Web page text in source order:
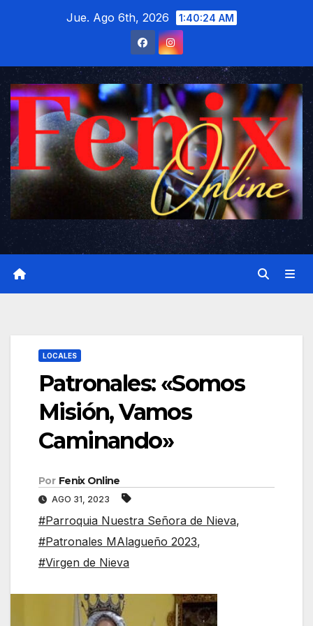
Jue. Ago 6th, 2026 1:40:25 AM
LOCALES
Patronales: «Somos
Misión, Vamos
Caminando»
Por Fenix Online
AGO 31, 2023
#Parroquia Nuestra Señora de Nieva,
#Patronales MAlagueño 2023,
#Virgen de Nieva